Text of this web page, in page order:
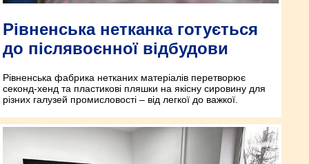
Рівненська нетканка готується
до післявоєнної відбудови
Рівненська фабрика нетканих матеріалів перетворює
секонд-хенд та пластикові пляшки на якісну сировину для
різних галузей промисловості – від легкої до важкої.